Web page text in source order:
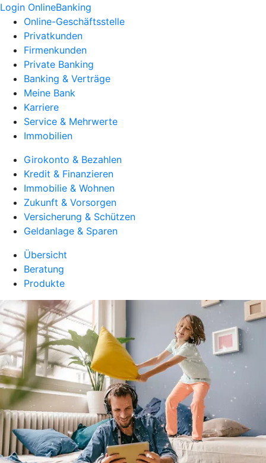
Login OnlineBanking
Online-Geschäftsstelle
Privatkunden
Firmenkunden
Private Banking
Banking & Verträge
Meine Bank
Karriere
Service & Mehrwerte
Immobilien
Girokonto & Bezahlen
Kredit & Finanzieren
Immobilie & Wohnen
Zukunft & Vorsorgen
Versicherung & Schützen
Geldanlage & Sparen
Übersicht
Beratung
Produkte